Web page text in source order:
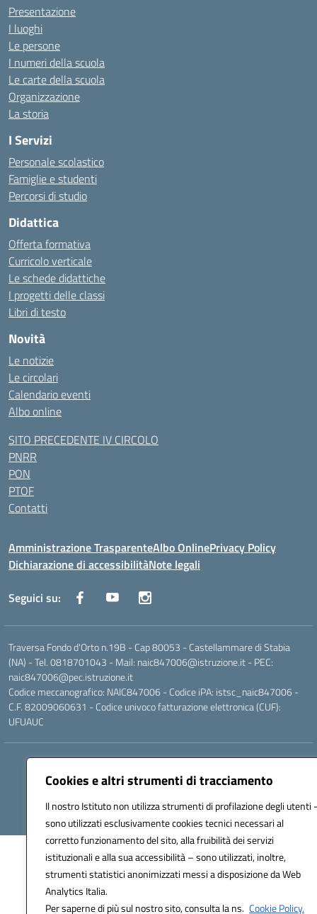
Cookies e altri strumenti di tracciamento
Il nostro Istituto non utilizza strumenti di profilazione degli utenti -
sono utilizzati esclusivamente cookies tecnici necessari al
corretto funzionamento del sito, alla fruibilità dei servizi
istituzionali e alla sua accessibilità – sono utilizzati, inoltre,
strumenti statistici anonimizzati messi a disposizione da Web
Analytics Italia.
Per saperne di più sul nostro sito, consulta la ns. Cookie Policy.
Presentazione
I luoghi
Le persone
I numeri della scuola
Le carte della scuola
Organizzazione
La storia
I Servizi
Personale scolastico
Famiglie e studenti
Percorsi di studio
Didattica
Offerta formativa
Curricolo verticale
Le schede didattiche
I progetti delle classi
Libri di testo
Novità
Le notizie
Le circolari
Calendario eventi
Albo online
SITO PRECEDENTE IV CIRCOLO
PNRR
PON
PTOF
Contatti
Amministrazione TrasparenteAlbo OnlinePrivacy Policy
Dichiarazione di accessibilitàNote legali
Seguici su:
Traversa Fondo d'Orto n.19B - Cap 80053 - Castellammare di Stabia
(NA) - Tel. 0818701043 - Mail: naic847006@istruzione.it - PEC:
naic847006@pec.istruzione.it
Codice meccanografico: NAIC847006 - Codice iPA: istsc_naic847006 -
C.F. 82009060631 - Codice univoco fatturazione elettronica (CUF):
UFUAUC
Hosting & Powered by 3D Solution S.r.l.
Concept & Design by Designers Italia